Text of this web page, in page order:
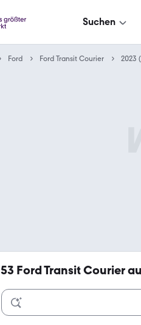
Suchen
Ford Ford Transit Courier 2023
53 Ford Transit Courier